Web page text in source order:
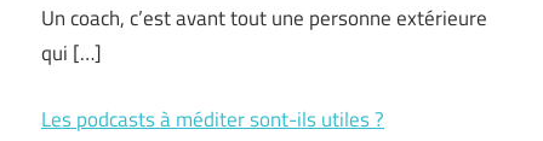
Un coach, c’est avant tout une personne extérieure
qui […]
Les podcasts à méditer sont-ils utiles ?